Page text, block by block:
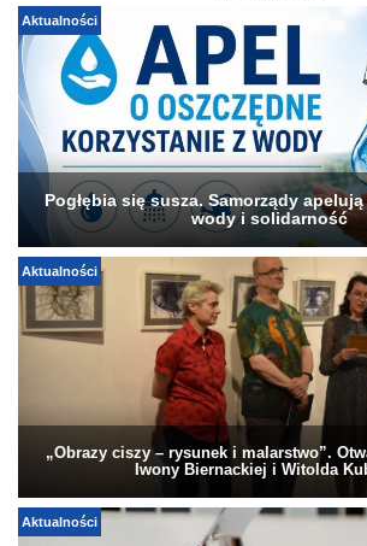
Aktualności
Pogłębia się susza. Samorządy
wody i solidarność
Aktualności
„Obrazy ciszy – rysunek i malarstwo”.
Iwony Biernackiej i Witolda
Aktualności